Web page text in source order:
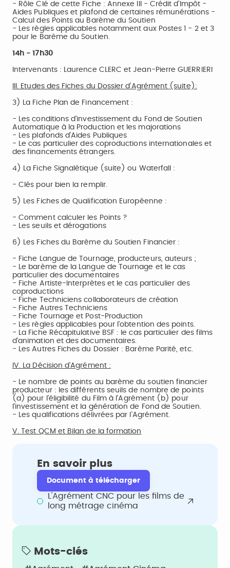
- Rôle Clé de cette Fiche : Annexe III - Crédit d'Impôt -
Aides Publiques et plafond de certaines rémunérations -
Calcul des Points au Barème du Soutien
- Les règles applicables notamment aux Postes 1 - 2 et 3
pour le Barème du Soutien.
14h - 17h30
Intervenants : Laurence CLERC et Jean-Pierre GUERRIERI
III. Etudes des Fiches du Dossier d'Agrément (suite):
3) La Fiche Plan de Financement :
- Les conditions d'investissement du Fond de Soutien
Automatique à la Production et les majorations
- Les plafonds d'Aides Publiques
- Le cas particulier des coproductions internationales et
des financements étrangers.
4) La Fiche Signalétique (suite) ou Waterfall :
- Clés pour bien la remplir.
5) Les Fiches de Qualification Européenne :
- Comment calculer les Points ?
- Les seuils et dérogations
6) Les Fiches du Barème du Soutien Financier :
- Fiche Langue de Tournage, producteurs, auteurs ;
- Le barème de la Langue de Tournage et le cas
particulier des documentaires
- Fiche Artiste-Interprètes et le cas particulier des
coproductions
- Fiche Techniciens collaborateurs de création
- Fiche Autres Techniciens
- Fiche Tournage et Post-Production
- Les règles applicables pour l'obtention des points.
- La Fiche Récapitulative BSF : le cas particulier des films
d'animation et des documentaires.
- Les Autres Fiches du Dossier : Barème Parité, etc.
IV. La Décision d'Agrément :
- Le nombre de points au barème du soutien financier
producteur : les différents seuils de nombre de points
(a) pour l'éligibilité du Film à l'Agrément (b) pour
l'investissement et la génération de Fond de Soutien.
- Les qualifications délivrées par l'Agrément.
V. Test QCM et Bilan de la formation
En savoir plus
Document à télécharger
L'Agrément CNC pour les films de
long métrage cinéma
Mots-clés